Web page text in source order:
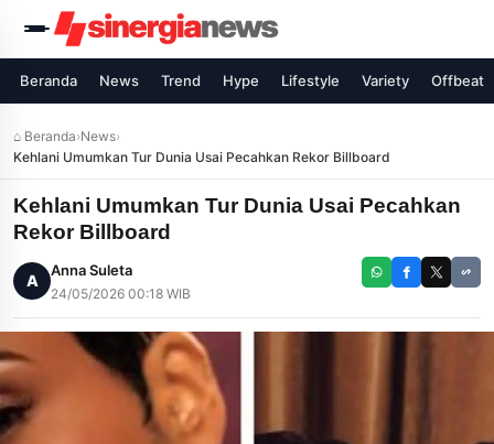
Beranda News Trend Hype Lifestyle Variety Offbeat
⌂ Beranda›News›
Kehlani Umumkan Tur Dunia Usai Pecahkan Rekor Billboard
Kehlani Umumkan Tur Dunia Usai Pecahkan
Rekor Billboard
A
Anna Suleta
24/05/2026 00:18 WIB